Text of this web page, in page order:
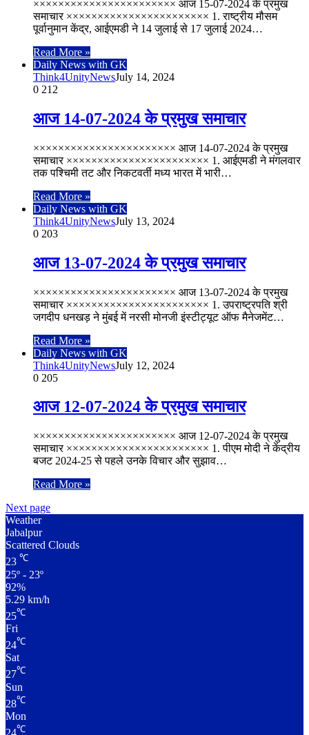
××××××××××××××××××××××× आज 15-07-2024 के प्रमुख
समाचार ××××××××××××××××××××××× 1. राष्ट्रीय मौसम
पूर्वानुमान केंद्र, आईएमडी ने 14 जुलाई से 17 जुलाई 2024…
Read More »
Daily News with GK
Think4UnityNewsJuly 14, 2024
0 212
आज 14-07-2024 के प्रमुख समाचार
××××××××××××××××××××××× आज 14-07-2024 के प्रमुख
समाचार ××××××××××××××××××××××× 1. आईएमडी ने मंगलवार
तक पश्चिमी तट और निकटवर्ती मध्य भारत में भारी…
Read More »
Daily News with GK
Think4UnityNewsJuly 13, 2024
0 203
आज 13-07-2024 के प्रमुख समाचार
××××××××××××××××××××××× आज 13-07-2024 के प्रमुख
समाचार ××××××××××××××××××××××× 1. उपराष्ट्रपति श्री
जगदीप धनखड़ ने मुंबई में नरसी मोनजी इंस्टीट्यूट ऑफ मैनेजमेंट…
Read More »
Daily News with GK
Think4UnityNewsJuly 12, 2024
0 205
आज 12-07-2024 के प्रमुख समाचार
××××××××××××××××××××××× आज 12-07-2024 के प्रमुख
समाचार ××××××××××××××××××××××× 1. पीएम मोदी ने केंद्रीय
बजट 2024-25 से पहले उनके विचार और सुझाव…
Read More »
Next page
Weather
Jabalpur
Scattered Clouds
23 ℃
25º - 23º
92%
5.29 km/h
25℃
Fri
24℃
Sat
27℃
Sun
28℃
Mon
℃